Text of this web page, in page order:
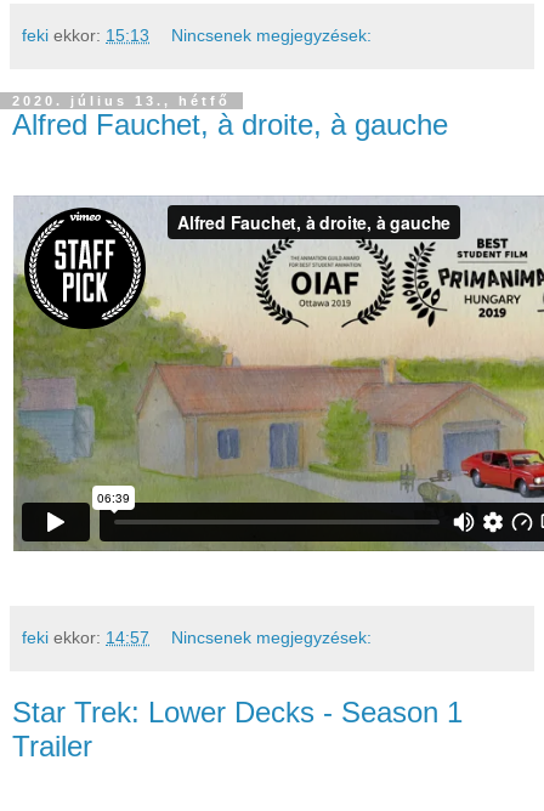
feki ekkor: 15:13 Nincsenek megjegyzések:
2020. július 13., hétfő
Alfred Fauchet, à droite, à gauche
feki ekkor: 14:57 Nincsenek megjegyzések:
Star Trek: Lower Decks - Season 1
Trailer